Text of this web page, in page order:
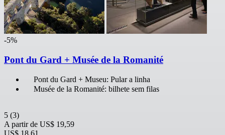
-5%
Pont du Gard + Musée de la Romanité
Pont du Gard + Museu: Pular a linha
Musée de la Romanité: bilhete sem filas
5 (3)
A partir de US$ 19,59